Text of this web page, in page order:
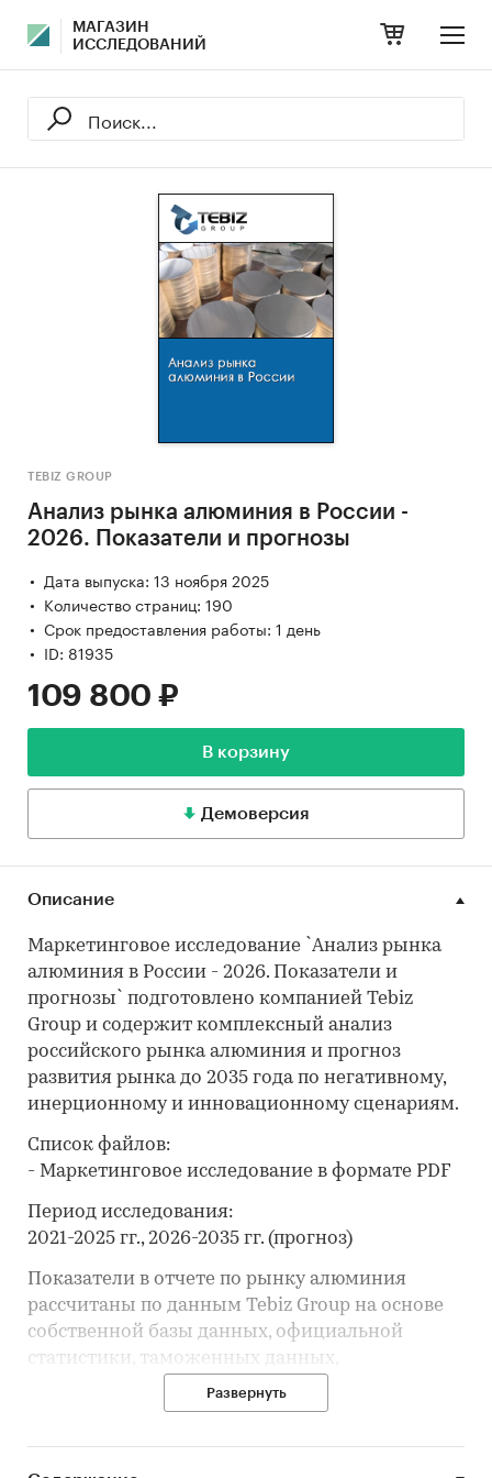
МАГАЗИН
ИССЛЕДОВАНИЙ
TEBIZ GROUP
Анализ рынка алюминия в России -
2026. Показатели и прогнозы
Дата выпуска: 13 ноября 2025
Количество страниц: 190
Срок предоставления работы: 1 день
ID: 81935
109 800 ₽
В корзину
Демоверсия
Описание
Маркетинговое исследование `Анализ рынка
алюминия в России - 2026. Показатели и
прогнозы` подготовлено компанией Tebiz
Group и содержит комплексный анализ
российского рынка алюминия и прогноз
развития рынка до 2035 года по негативному,
инерционному и инновационному сценариям.
Список файлов:
- Маркетинговое исследование в формате PDF
Период исследования:
2021-2025 гг., 2026-2035 гг. (прогноз)
Показатели в отчете по рынку алюминия
рассчитаны по данным Tebiz Group на основе
собственной базы данных, официальной
статистики, таможенных данных,
корпоративной отчётности, вторичной
информации, открытых и закрытых баз
Развернуть